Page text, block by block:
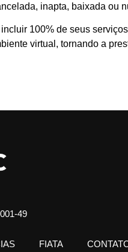
inapta, baixada ou
100% de seus
virtual, tornando a
49
FIATA